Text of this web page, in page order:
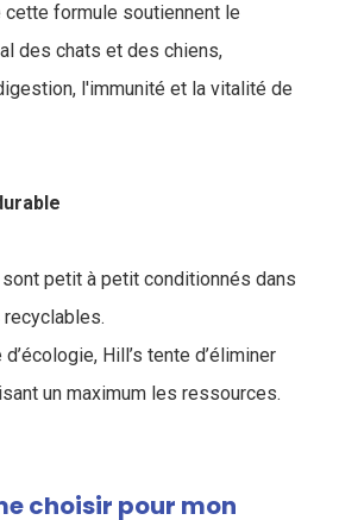
formule soutiennent le
des chats et des chiens,
l'immunité et la vitalité de
petit à petit conditionnés dans
Hill’s tente d’éliminer
un maximum les ressources.
choisir pour mon